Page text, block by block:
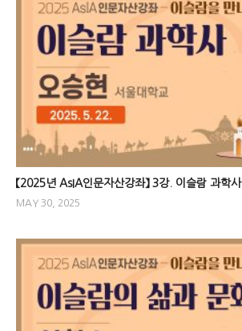
【2025년 AsIA인문자산강좌】 3강. 이슬람 과학사
MAY 30, 2025